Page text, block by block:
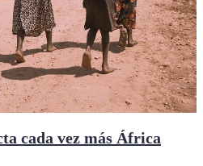
cada vez más África